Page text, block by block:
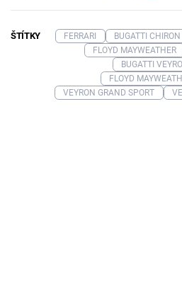
ŠTÍTKY FERRARI BUGATTI CHIRON
FLOYD MAYWEATHER
BUGATTI
FLOYD
VEYRON GRAND SPORT